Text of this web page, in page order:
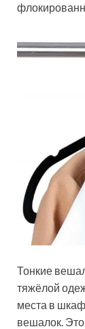
Тонкие
тяжёлой
места в
вешалок.